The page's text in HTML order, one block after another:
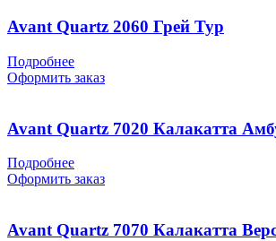
Avant Quartz 2060 Грей Тур
Подробнее
Оформить заказ
Avant Quartz 7020 Калакатта
Подробнее
Оформить заказ
Avant Quartz 7070 Калакатта